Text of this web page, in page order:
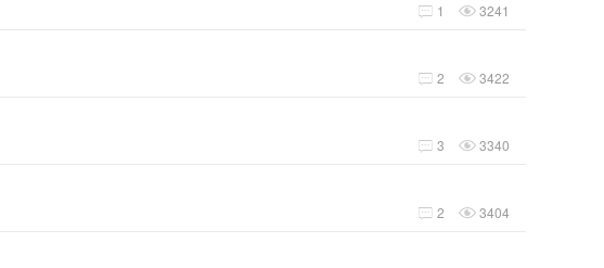
 1 3241
 2 3422
 3 3340
 2 3404